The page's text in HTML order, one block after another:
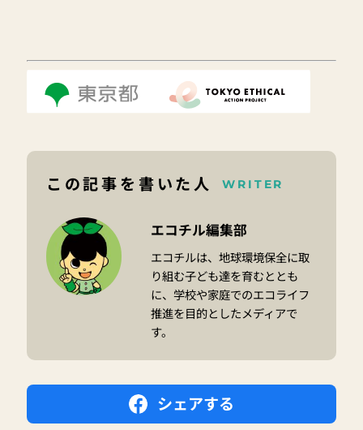
この記事を書いた人 WRITER
エコチル編集部
エコチルは、地球環境保全に取
り組む子ども達を育むととも
に、学校や家庭でのエコライフ
推進を目的としたメディアで
す。
シェアする